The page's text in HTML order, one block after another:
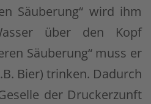
Säuberung“ wird ihm
über den Kopf
Säuberung“ muss er
Bier) trinken. Dadurch
der Druckerzunft